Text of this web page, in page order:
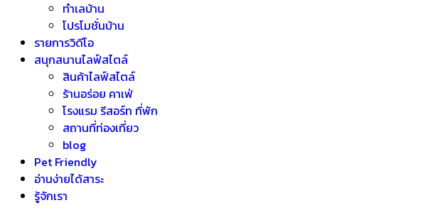
ทำเลบ้าน
โปรโมชั่นบ้าน
รายการวิดีโอ
สนุกสนานไลฟ์สไตล์
สินค้าไลฟ์สไตล์
ร้านอร่อย คาเฟ่
โรงแรม รีสอร์ท ที่พัก
สถานที่ท่องเที่ยว
blog
Pet Friendly
อ่านง่ายได้สาระ
รู้จักเรา